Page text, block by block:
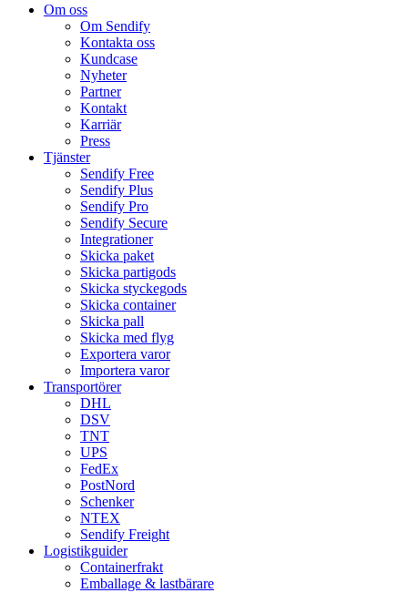
Om oss
Om Sendify
Kontakta oss
Kundcase
Nyheter
Partner
Kontakt
Karriär
Press
Tjänster
Sendify Free
Sendify Plus
Sendify Pro
Sendify Secure
Integrationer
Skicka paket
Skicka partigods
Skicka styckegods
Skicka container
Skicka pall
Skicka med flyg
Exportera varor
Importera varor
Transportörer
DHL
DSV
TNT
UPS
FedEx
PostNord
Schenker
NTEX
Sendify Freight
Logistikguider
Containerfrakt
Emballage & lastbärare